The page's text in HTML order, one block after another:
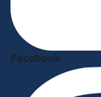
Facebook